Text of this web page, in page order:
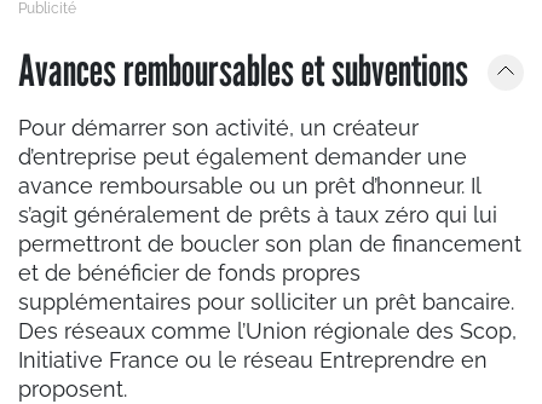
Avances remboursables et subventions
Pour démarrer son activité, un créateur
d’entreprise peut également demander une
avance remboursable ou un prêt d’honneur. Il
s’agit généralement de prêts à taux zéro qui lui
permettront de boucler son plan de financement
et de bénéficier de fonds propres
supplémentaires pour solliciter un prêt bancaire.
Des réseaux comme l’Union régionale des Scop,
Initiative France ou le réseau Entreprendre en
proposent.